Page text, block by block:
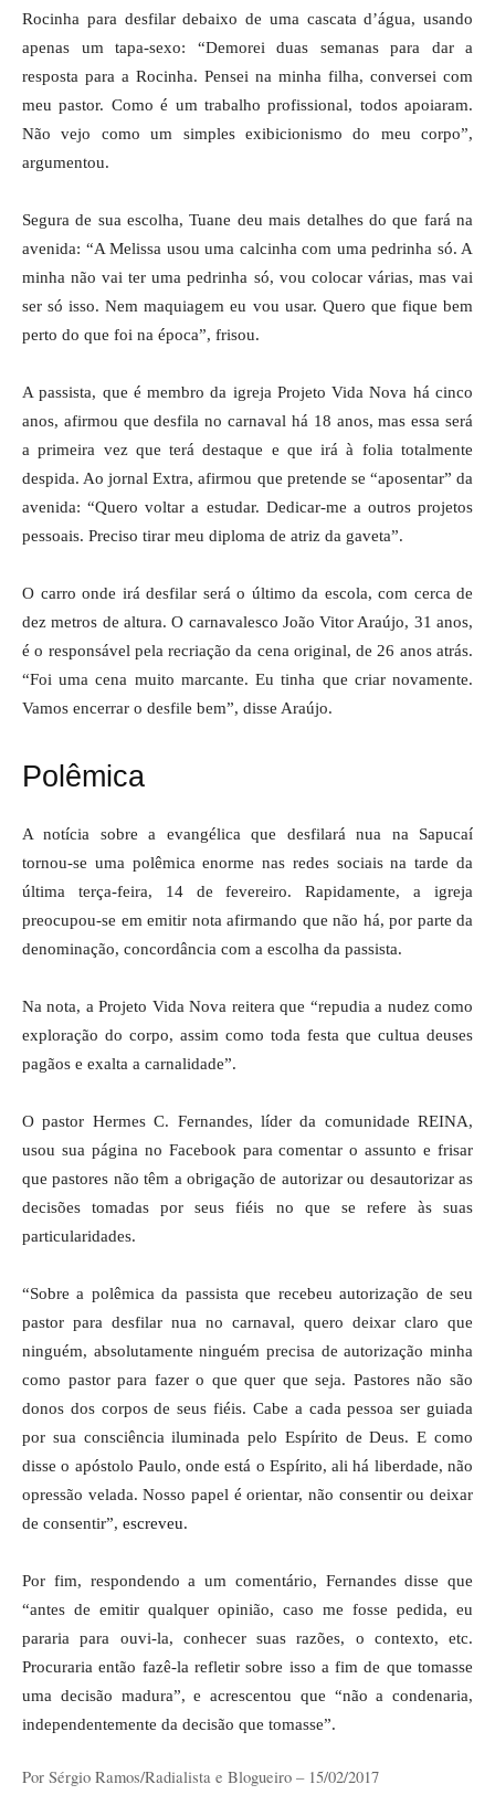
Rocinha para desfilar debaixo de uma cascata d’água, usando
apenas um tapa-sexo: “Demorei duas semanas para dar a
resposta para a Rocinha. Pensei na minha filha, conversei com
meu pastor. Como é um trabalho profissional, todos apoiaram.
Não vejo como um simples exibicionismo do meu corpo”,
argumentou.
Segura de sua escolha, Tuane deu mais detalhes do que fará na
avenida: “A Melissa usou uma calcinha com uma pedrinha só. A
minha não vai ter uma pedrinha só, vou colocar várias, mas vai
ser só isso. Nem maquiagem eu vou usar. Quero que fique bem
perto do que foi na época”, frisou.
A passista, que é membro da igreja Projeto Vida Nova há cinco
anos, afirmou que desfila no carnaval há 18 anos, mas essa será
a primeira vez que terá destaque e que irá à folia totalmente
despida. Ao jornal Extra, afirmou que pretende se “aposentar” da
avenida: “Quero voltar a estudar. Dedicar-me a outros projetos
pessoais. Preciso tirar meu diploma de atriz da gaveta”.
O carro onde irá desfilar será o último da escola, com cerca de
dez metros de altura. O carnavalesco João Vitor Araújo, 31 anos,
é o responsável pela recriação da cena original, de 26 anos atrás.
“Foi uma cena muito marcante. Eu tinha que criar novamente.
Vamos encerrar o desfile bem”, disse Araújo.
Polêmica
A notícia sobre a evangélica que desfilará nua na Sapucaí
tornou-se uma polêmica enorme nas redes sociais na tarde da
última terça-feira, 14 de fevereiro. Rapidamente, a igreja
preocupou-se em emitir nota afirmando que não há, por parte da
denominação, concordância com a escolha da passista.
Na nota, a Projeto Vida Nova reitera que “repudia a nudez como
exploração do corpo, assim como toda festa que cultua deuses
pagãos e exalta a carnalidade”.
O pastor Hermes C. Fernandes, líder da comunidade REINA,
usou sua página no Facebook para comentar o assunto e frisar
que pastores não têm a obrigação de autorizar ou desautorizar as
decisões tomadas por seus fiéis no que se refere às suas
particularidades.
“Sobre a polêmica da passista que recebeu autorização de seu
pastor para desfilar nua no carnaval, quero deixar claro que
ninguém, absolutamente ninguém precisa de autorização minha
como pastor para fazer o que quer que seja. Pastores não são
donos dos corpos de seus fiéis. Cabe a cada pessoa ser guiada
por sua consciência iluminada pelo Espírito de Deus. E como
disse o apóstolo Paulo, onde está o Espírito, ali há liberdade, não
opressão velada. Nosso papel é orientar, não consentir ou deixar
de consentir”, escreveu.
Por fim, respondendo a um comentário, Fernandes disse que
“antes de emitir qualquer opinião, caso me fosse pedida, eu
pararia para ouvi-la, conhecer suas razões, o contexto, etc.
Procuraria então fazê-la refletir sobre isso a fim de que tomasse
uma decisão madura”, e acrescentou que “não a condenaria,
independentemente da decisão que tomasse”.
Por Sérgio Ramos/Radialista e Blogueiro – 15/02/2017